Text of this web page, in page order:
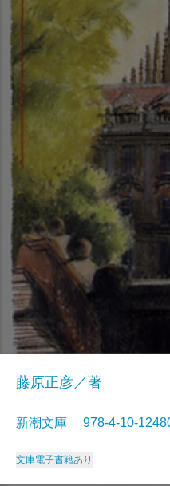
藤原正彦／著
新潮文庫 978-4-10-
文庫電子書籍あり